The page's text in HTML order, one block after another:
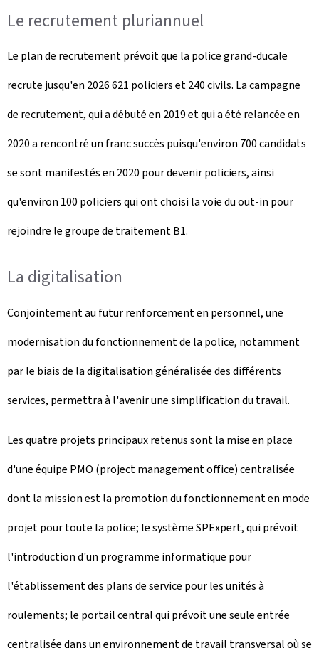
Le recrutement pluriannuel
Le plan de recrutement prévoit que la police grand-ducale
recrute jusqu'en 2026 621 policiers et 240 civils. La campagne
de recrutement, qui a débuté en 2019 et qui a été relancée en
2020 a rencontré un franc succès puisqu'environ 700 candidats
se sont manifestés en 2020 pour devenir policiers, ainsi
qu'environ 100 policiers qui ont choisi la voie du out-in pour
rejoindre le groupe de traitement B1.
La digitalisation
Conjointement au futur renforcement en personnel, une
modernisation du fonctionnement de la police, notamment
par le biais de la digitalisation généralisée des différents
services, permettra à l'avenir une simplification du travail.
Les quatre projets principaux retenus sont la mise en place
d'une équipe PMO (project management office) centralisée
dont la mission est la promotion du fonctionnement en mode
projet pour toute la police; le système SPExpert, qui prévoit
l'introduction d'un programme informatique pour
l'établissement des plans de service pour les unités à
roulements; le portail central qui prévoit une seule entrée
centralisée dans un environnement de travail transversal où se